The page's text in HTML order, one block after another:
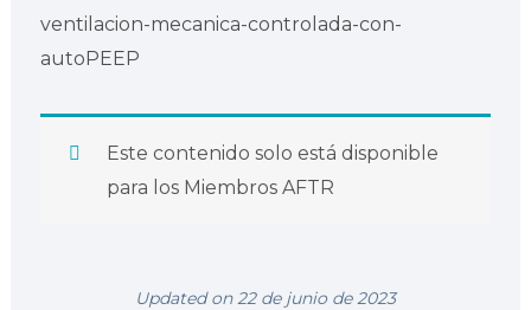
ventilacion-mecanica-controlada-con-
autoPEEP
Este contenido solo está disponible
para los Miembros AFTR
Updated on 22 de junio de 2023